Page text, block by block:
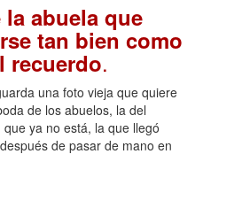
abuela que
tan bien como
recuerdo.
una foto vieja que quiere
de los abuelos, la del
ya no está, la que llegó
de pasar de mano en